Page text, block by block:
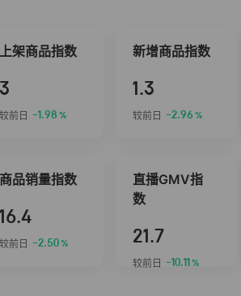
上架商品指数
3
较前日 -1.98 %
新增商品指数
1.3
较前日 -2.96 %
商品销量指数
16.4
较前日 -2.50%
直播GMV指
数
21.7
较前日 -10.11 %